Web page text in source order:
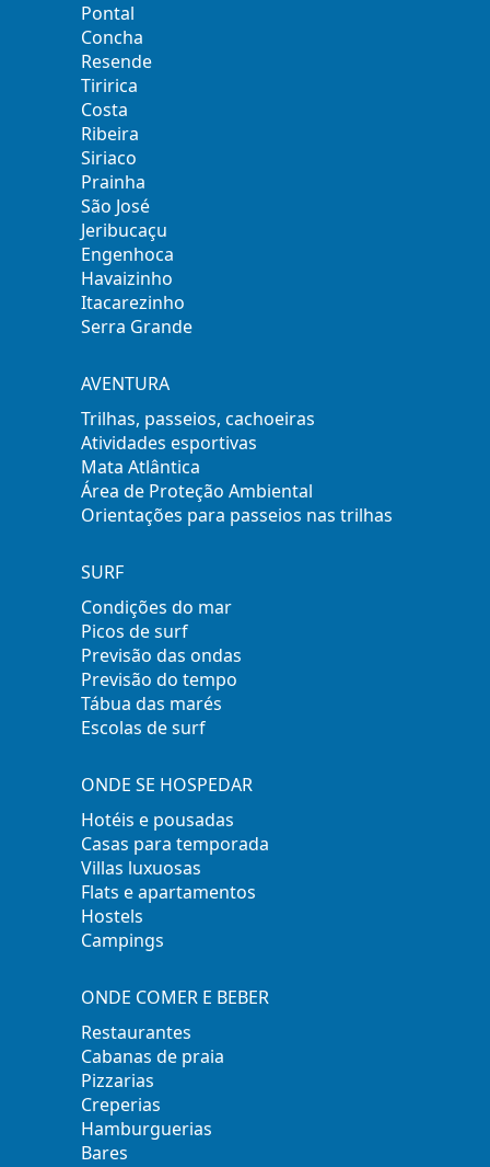
Pontal
Concha
Resende
Tiririca
Costa
Ribeira
Siriaco
Prainha
São José
Jeribucaçu
Engenhoca
Havaizinho
Itacarezinho
Serra Grande
AVENTURA
Trilhas, passeios, cachoeiras
Atividades esportivas
Mata Atlântica
Área de Proteção Ambiental
Orientações para passeios nas trilhas
SURF
Condições do mar
Picos de surf
Previsão das ondas
Previsão do tempo
Tábua das marés
Escolas de surf
ONDE SE HOSPEDAR
Hotéis e pousadas
Casas para temporada
Villas luxuosas
Flats e apartamentos
Hostels
Campings
ONDE COMER E BEBER
Restaurantes
Cabanas de praia
Pizzarias
Creperias
Hamburguerias
Bares